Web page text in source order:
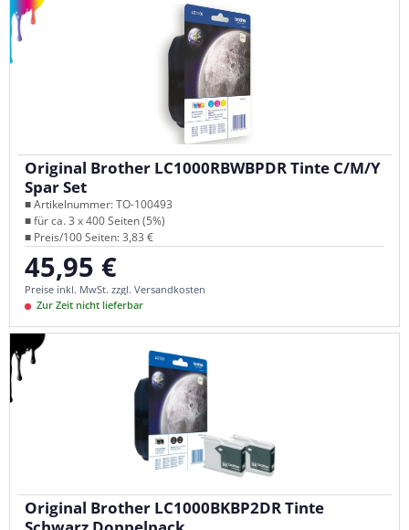
Original Brother LC1000RBWBPDR Tinte C/M/Y
Spar Set
■ Artikelnummer: TO-100493
■ für ca. 3 x 400 Seiten (5%)
■ Preis/100 Seiten: 3,83 €
Regulärer Preis:
45,95 €
Preise inkl. MwSt. zzgl. Versandkosten
Zur Zeit nicht lieferbar
Original Brother LC1000BKBP2DR Tinte